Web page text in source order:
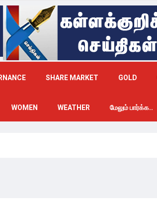
SHARE MARKET GOLD
WOMEN WEATHER மேலும் பார்க்க..